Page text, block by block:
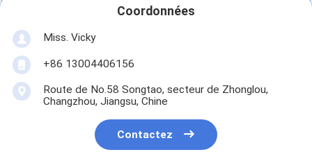
Coordonnées
Miss. Vicky
+86 13004406156
Route de No.58 Songtao, secteur de Zhonglou,
Changzhou, Jiangsu, Chine
Contactez